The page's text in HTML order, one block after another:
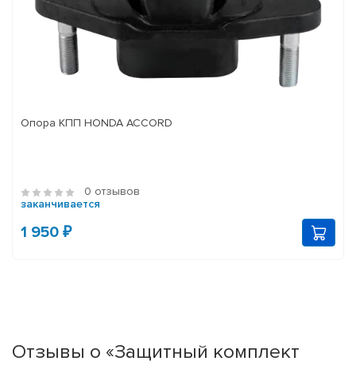
Опора КПП HONDA ACCORD
0 отзывов
заканчивается
1 950 ₽
Отзывы о «Защитный комплект